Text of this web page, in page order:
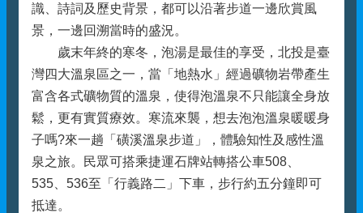
識、詩詞及歷史背景，都可以沿著步道一邊欣賞風
景，一邊回溯當時的盛況。
歲末年終的寒冬，泡湯是最佳的享受，北投是臺
灣四大溫泉區之一，當「地熱水」經過礦物岩帶產生
富含各式礦物質的溫泉，使得泡溫泉不只能讓全身放
鬆，更有實質療效。寒流來襲，想去泡泡溫泉暖暖身
子嗎?來一趟「磺溪溫泉步道」，體驗知性及感性溫
泉之旅。民眾可搭乘捷運石牌站轉搭公車508、
535、536至「行義路二」下車，步行約五分鐘即可
抵達。